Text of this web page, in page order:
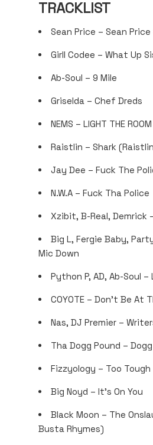
TRACKLIST
Sean Price – Sean
Girll Codee – What Up
Ab-Soul – 9 Mile
Griselda – Chef Dreds
NEMS – LIGHT THE ROOM
Raistlin – Shark
Jay Dee – Fuck The
N.W.A – Fuck Tha Police
Xzibit, B-Real, Demrick
Big L, Fergie Baby,
Mic Down
Python P, AD, Ab-Soul –
COYOTE – Don’t Be At
Nas, DJ Premier –
Tha Dogg Pound –
Fizzyology – Too
Big Noyd – It’s On You
Black Moon – The
Busta Rhymes)